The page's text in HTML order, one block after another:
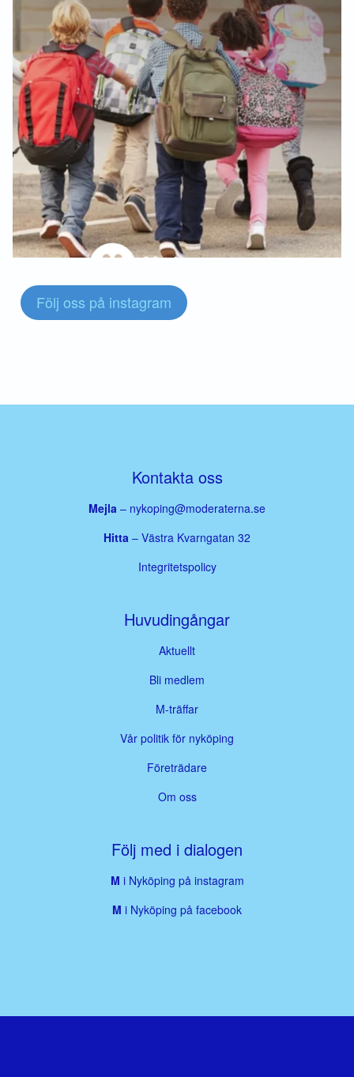
Följ oss på instagram
Kontakta oss
Mejla – nykoping@moderaterna.se
Hitta – Västra Kvarngatan 32
Integritetspolicy
Huvudingångar
Aktuellt
Bli medlem
M-träffar
Vår politik för nyköping
Företrädare
Om oss
Följ med i dialogen
M i Nyköping på instagram
M i Nyköping på facebook